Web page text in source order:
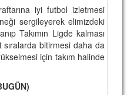
iyi futbol izletmesi
sergileyerek elimizdeki
Takımın Ligde kalması
sıralarda bitirmesi daha da
için takım halinde